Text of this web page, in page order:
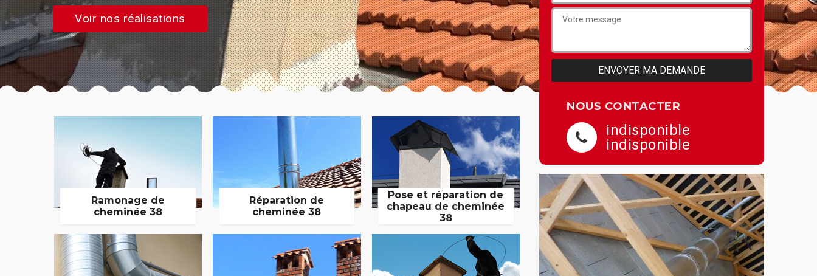
Voir nos réalisations
Ramonage de
cheminée 38
Réparation de
cheminée 38
Pose et réparation de
chapeau de cheminée
38
NOUS CONTACTER
indisponible
indisponible